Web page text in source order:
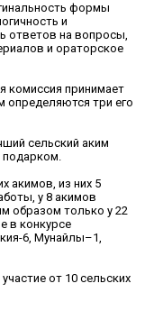
формы
и
ответов на вопросы,
и ораторское
комиссия принимает
определяются три его
сельский аким
подарком.
акимов, из них 5
у 8 акимов
образом только у 22
в конкурсе
6, Мунайлы–1,
от 10 сельских